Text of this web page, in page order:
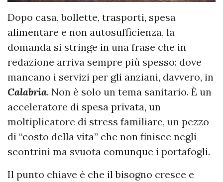
Dopo casa, bollette, trasporti, spesa
alimentare e non autosufficienza, la
domanda si stringe in una frase che in
redazione arriva sempre più spesso: dove
mancano i servizi per gli anziani, davvero, in
Calabria. Non è solo un tema sanitario. È un
acceleratore di spesa privata, un
moltiplicatore di stress familiare, un pezzo
di “costo della vita” che non finisce negli
scontrini ma svuota comunque i portafogli.
Il punto chiave è che il bisogno cresce e